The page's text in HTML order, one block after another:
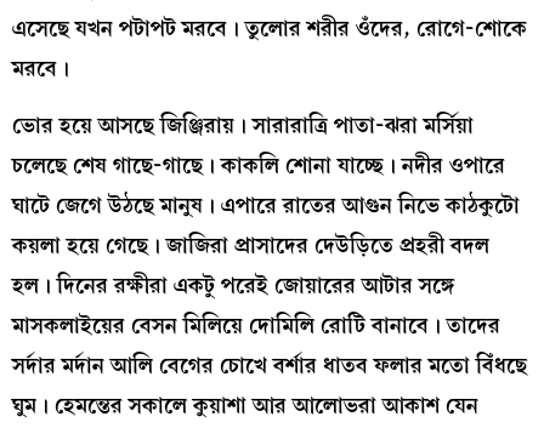
এসেছে যখন পটাপট মরবে। তুলোর শরীর ওঁদের, রোগে-শোকে
মরবে।
ভোর হয়ে আসছে জিঞ্জিরায়। সারারাত্রি পাতা-ঝরা মর্সিয়া
চলেছে শেষ গাছে-গাছে। কাকলি শোনা যাচ্ছে। নদীর ওপারে
ঘাটে জেগে উঠছে মানুষ। এপারে রাতের আগুন নিভে কাঠকুটো
কয়লা হয়ে গেছে। জাজিরা প্রাসাদের দেউড়িতে প্রহরী বদল
হল। দিনের রক্ষীরা একটু পরেই জোয়ারের আটার সঙ্গে
মাসকলাইয়ের বেসন মিলিয়ে দোমিলি রোটি বানাবে। তাদের
সর্দার মর্দান আলি বেগের চোখে বর্শার ধাতব ফলার মতো বিঁধছে
ঘুম। হেমন্তের সকালে কুয়াশা আর আলোভরা আকাশ যেন